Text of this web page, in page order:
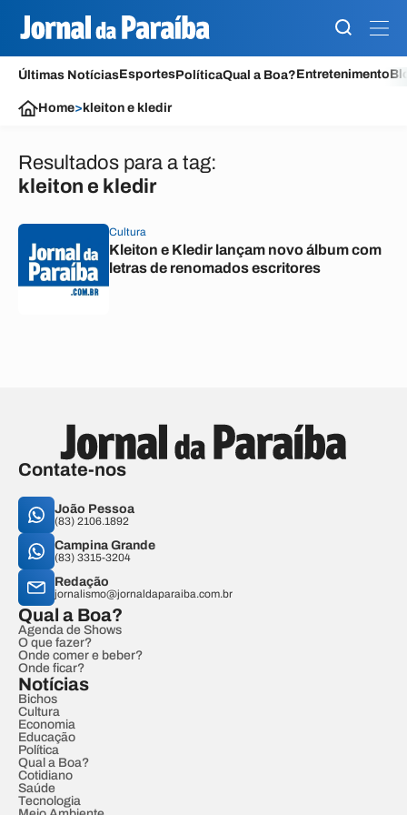
Últimas NotíciasEsportesPolíticaQual a Boa?Entretenimento
Home> kleiton e kledir
Resultados para a tag:
kleiton e kledir
Cultura
Kleiton e Kledir lançam novo álbum com
letras de renomados escritores
Contate-nos
João Pessoa
(83) 2106.1892
Campina Grande
(83) 3315-3204
Redação
jornalismo@jornaldaparaiba.com.br
Qual a Boa?
Agenda de Shows
O que fazer?
Onde comer e beber?
Onde ficar?
Notícias
Bichos
Cultura
Economia
Educação
Política
Qual a Boa?
Cotidiano
Saúde
Tecnologia